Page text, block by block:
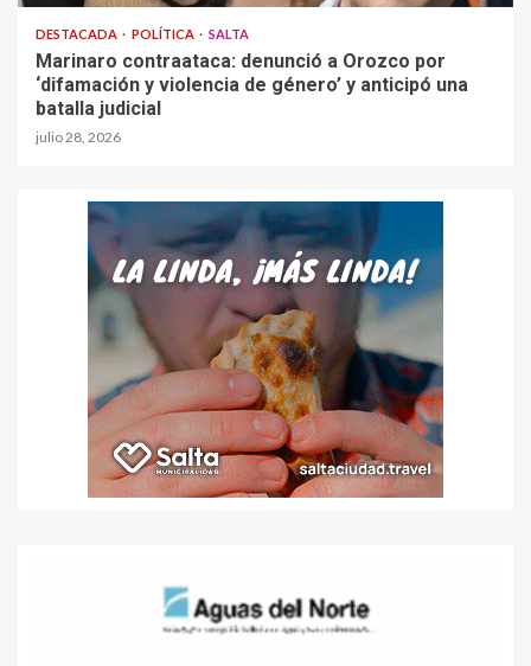
DESTACADA POLÍTICA SALTA
Marinaro contraataca: denunció a Orozco por
‘difamación y violencia de género’ y anticipó una
batalla judicial
julio 28, 2026